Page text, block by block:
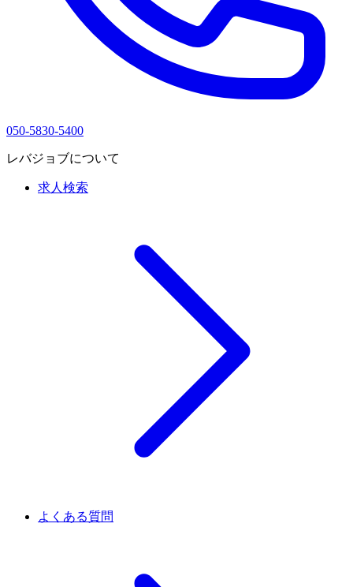
050-5830-5400
レバジョブについて
求人検索
よくある質問